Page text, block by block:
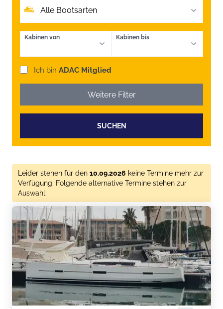
Alle Bootsarten
Kabinen von Kabinen bis
Ich bin ADAC Mitglied
Weitere Filter
SUCHEN
Leider stehen für den 10.09.2026 keine Termine mehr zur
Verfügung. Folgende alternative Termine stehen zur
Auswahl: